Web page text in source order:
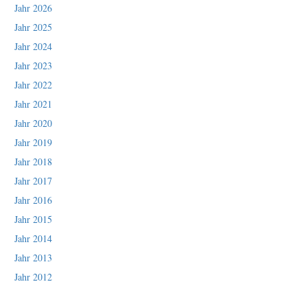
Jahr 2026
Jahr 2025
Jahr 2024
Jahr 2023
Jahr 2022
Jahr 2021
Jahr 2020
Jahr 2019
Jahr 2018
Jahr 2017
Jahr 2016
Jahr 2015
Jahr 2014
Jahr 2013
Jahr 2012